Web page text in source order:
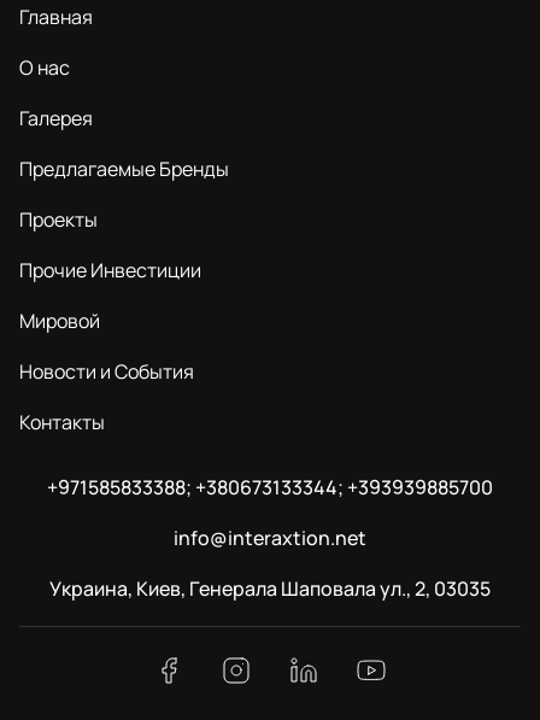
Главная
О нас
Галерея
Предлагаемые Бренды
Проекты
Прочие Инвестиции
Мировой
Новости и События
Контакты
+971585833388; +380673133344; +393939885700
info@interaxtion.net
Украина, Киев, Генерала Шаповала ул., 2, 03035